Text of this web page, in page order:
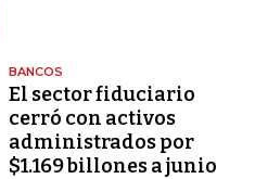
BANCOS
El sector fiduciario
cerró con activos
administrados por
$1.169 billones a junio